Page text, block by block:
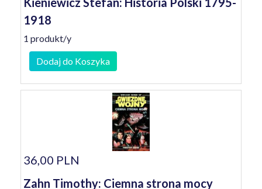
1918
1 produkt/y
Dodaj do Koszyka
36,00 PLN
Zahn Timothy: Ciemna strona mocy